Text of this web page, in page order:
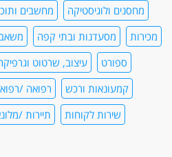
מחסנים ולוגיסטיקה
מחשבים
מכירות
מסעדנות ובתי קפה
ספורט
עיצוב, שרטוט
קמעונאות ורכש
רפואה /
שירות לקוחות
תיירות /